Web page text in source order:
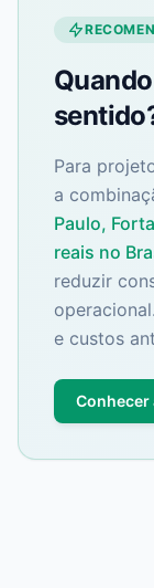
Para
a
Paulo,
reais no
reduzir
e custos
Conhecer